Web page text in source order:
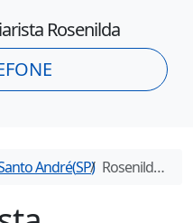
Rosenilda
André(SP) Rosenilda -